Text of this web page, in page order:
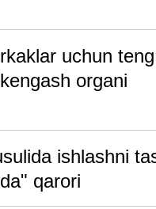
uchun teng
organi
ishlashni
qarori